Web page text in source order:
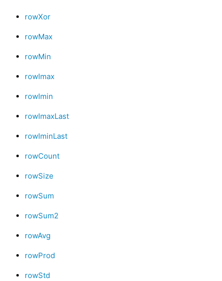
rowXor
rowMax
rowMin
rowImax
rowImin
rowImaxLast
rowIminLast
rowCount
rowSize
rowSum
rowSum2
rowAvg
rowProd
rowStd